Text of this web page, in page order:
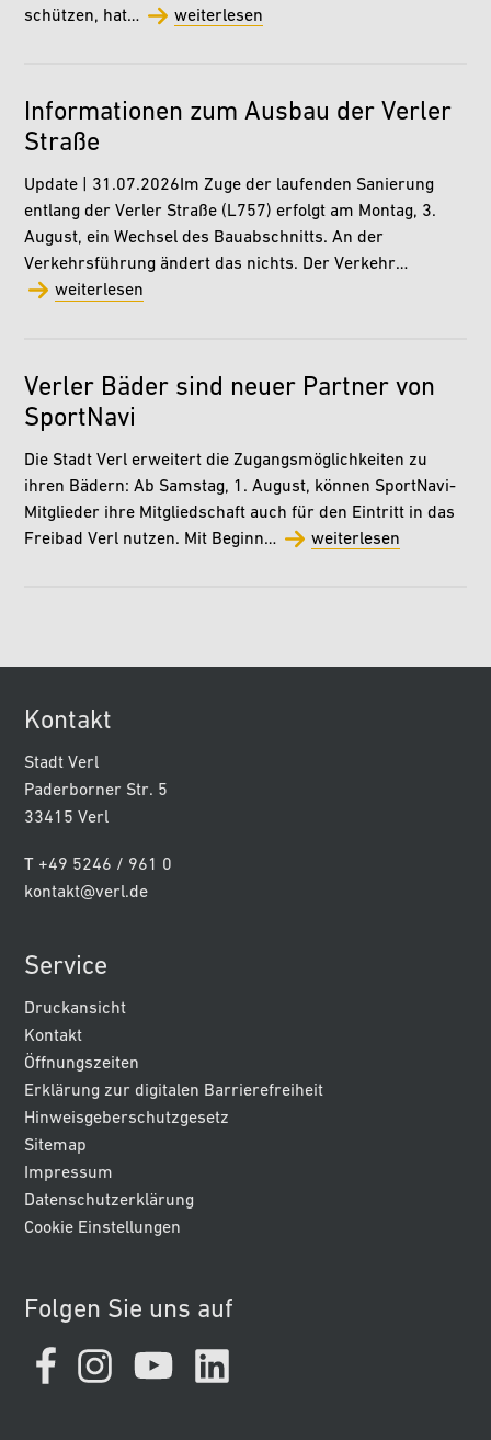
schützen, hat…
weiterlesen
Informationen zum Ausbau der Verler
Straße
Update | 31.07.2026Im Zuge der laufenden Sanierung
entlang der Verler Straße (L757) erfolgt am Montag, 3.
August, ein Wechsel des Bauabschnitts. An der
Verkehrsführung ändert das nichts. Der Verkehr…
weiterlesen
Verler Bäder sind neuer Partner von
SportNavi
Die Stadt Verl erweitert die Zugangsmöglichkeiten zu
ihren Bädern: Ab Samstag, 1. August, können SportNavi-
Mitglieder ihre Mitgliedschaft auch für den Eintritt in das
Freibad Verl nutzen. Mit Beginn…
weiterlesen
Kontakt
Stadt Verl
Paderborner Str. 5
33415 Verl
T +49 5246 / 961 0
kontakt@verl.de
Service
Druckansicht
Kontakt
Öffnungszeiten
Erklärung zur digitalen Barrierefreiheit
Hinweisgeberschutzgesetz
Sitemap
Impressum
Datenschutzerklärung
Cookie Einstellungen
Folgen Sie uns auf